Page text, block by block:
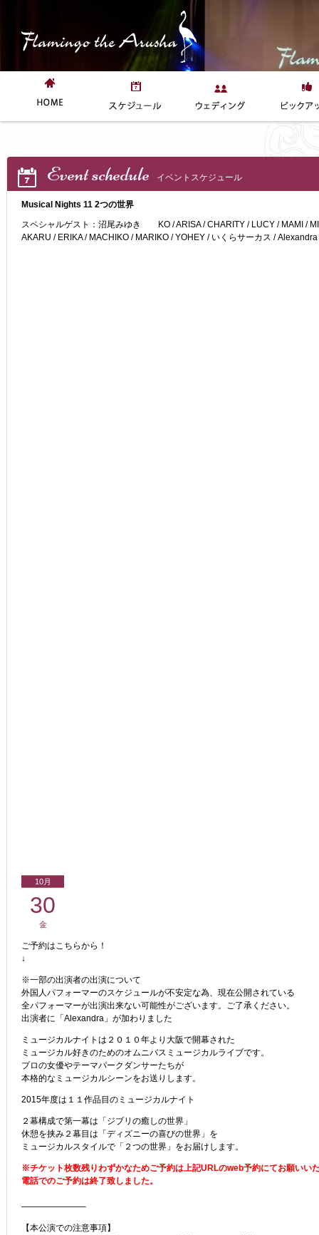
Event schedule イベントスケジュール
Musical Nights 11 2つの世界
スペシャルゲスト：沼尾みゆき KO / ARISA / CHARITY / LUCY / MAMI /
AKARU / ERIKA / MACHIKO / MARIKO / YOHEY / いくらサーカス / Alexandra
10月
30
金
ご予約はこちらから！
↓
※一部の出演者の出演について
外国人パフォーマーのスケジュールが不安定な為、現在公開されている
全パフォーマーが出演出来ない可能性がございます。ご了承ください。
出演者に「Alexandra」が加わりました
ミュージカルナイトは２０１０年より大阪で開幕された
ミュージカル好きのためのオムニバスミュージカルライブです。
プロの女優やテーマパークダンサーたちが
本格的なミュージカルシーンをお送りします。
2015年度は１１作品目のミュージカルナイト
２幕構成で第一幕は「ジブリの癒しの世界」
休憩を挟み２幕目は「ディズニーの喜びの世界」を
ミュージカルスタイルで「２つの世界」をお届けします。
※チケット枚数残りわずかなためご予約は上記URLのweb予約にてお願いい
電話でのご予約は終了致しました。
———————–
【本公演での注意事項】